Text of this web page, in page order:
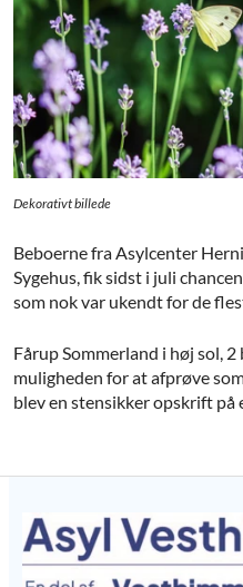
Dekorativt billede
Beboerne fra Asylcenter
Sygehus, fik sidst i juli
som nok var ukendt for de
Fårup Sommerland i høj sol,
muligheden for at afprøve
blev en stensikker opskrift på